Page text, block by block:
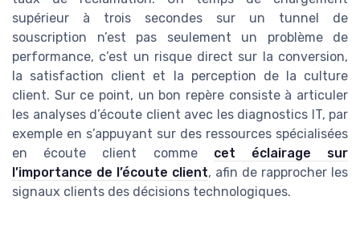
supérieur à trois secondes sur un tunnel de
souscription n’est pas seulement un problème de
performance, c’est un risque direct sur la conversion,
la satisfaction client et la perception de la culture
client. Sur ce point, un bon repère consiste à articuler
les analyses d’écoute client avec les diagnostics IT, par
exemple en s’appuyant sur des ressources spécialisées
en écoute client comme cet éclairage sur
l’importance de l’écoute client, afin de rapprocher les
signaux clients des décisions technologiques.